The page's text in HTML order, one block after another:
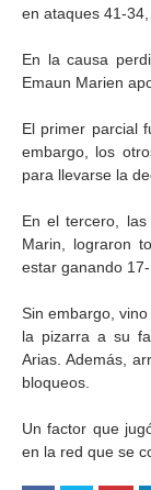
en ataques 41-
En la causa
Emaun Marien
El primer parcial
embargo, los
para llevarse la
En el tercero,
Marin, lograron
estar ganando 17-
Sin embargo,
la pizarra a su
Arias. Además,
bloqueos.
Un factor que
en la red que se